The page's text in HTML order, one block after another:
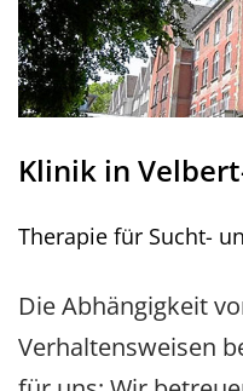
Klinik in
Therapie für Sucht-
Die Abhängigkeit
Verhaltensweisen